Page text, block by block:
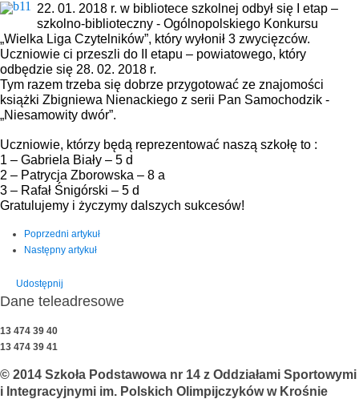
22. 01. 2018 r. w bibliotece szkolnej odbył się I etap –
szkolno-biblioteczny - Ogólnopolskiego Konkursu
„Wielka Liga Czytelników”, który wyłonił 3 zwycięzców.
Uczniowie ci przeszli do II etapu – powiatowego, który
odbędzie się 28. 02. 2018 r.
Tym razem trzeba się dobrze przygotować ze znajomości
książki Zbigniewa Nienackiego z serii Pan Samochodzik -
„Niesamowity dwór”.
Uczniowie, którzy będą reprezentować naszą szkołę to :
1 – Gabriela Biały – 5 d
2 – Patrycja Zborowska – 8 a
3 – Rafał Śnigórski – 5 d
Gratulujemy i życzymy dalszych sukcesów!
Poprzedni artykuł
Następny artykuł
Udostępnij
Dane teleadresowe
13 474 39 40
13 474 39 41
© 2014 Szkoła Podstawowa nr 14 z Oddziałami Sportowymi
i Integracyjnymi im. Polskich Olimpijczyków w Krośnie